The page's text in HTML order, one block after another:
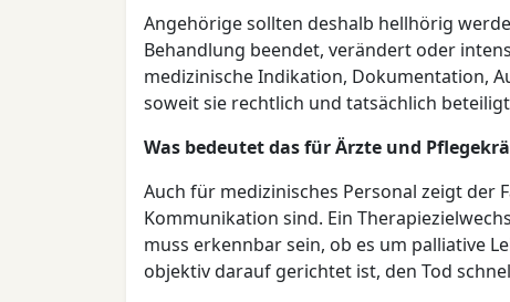
Angehörige sollten deshalb hellhörig
Behandlung beendet, verändert oder
medizinische Indikation, Dokumentation,
soweit sie rechtlich und tatsächlich
Was bedeutet das für Ärzte und
Auch für medizinisches Personal zeigt der
Kommunikation sind. Ein
muss erkennbar sein, ob es um palliative
objektiv darauf gerichtet ist, den Tod